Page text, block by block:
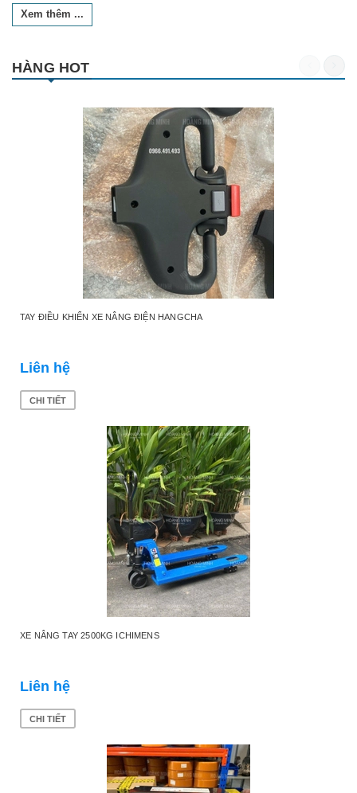
Xem thêm ...
HÀNG HOT
TAY ĐIỀU KHIỂN XE NÂNG ĐIỆN HANGCHA
Liên hệ
CHI TIẾT
XE NÂNG TAY 2500KG ICHIMENS
Liên hệ
CHI TIẾT